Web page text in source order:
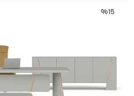
%15